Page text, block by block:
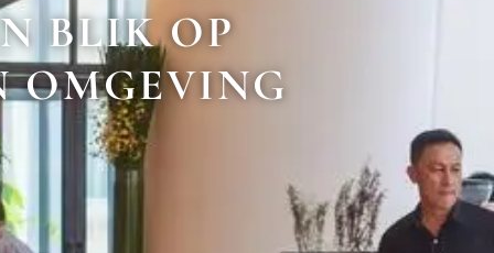
BLIK OP
OMGEVING